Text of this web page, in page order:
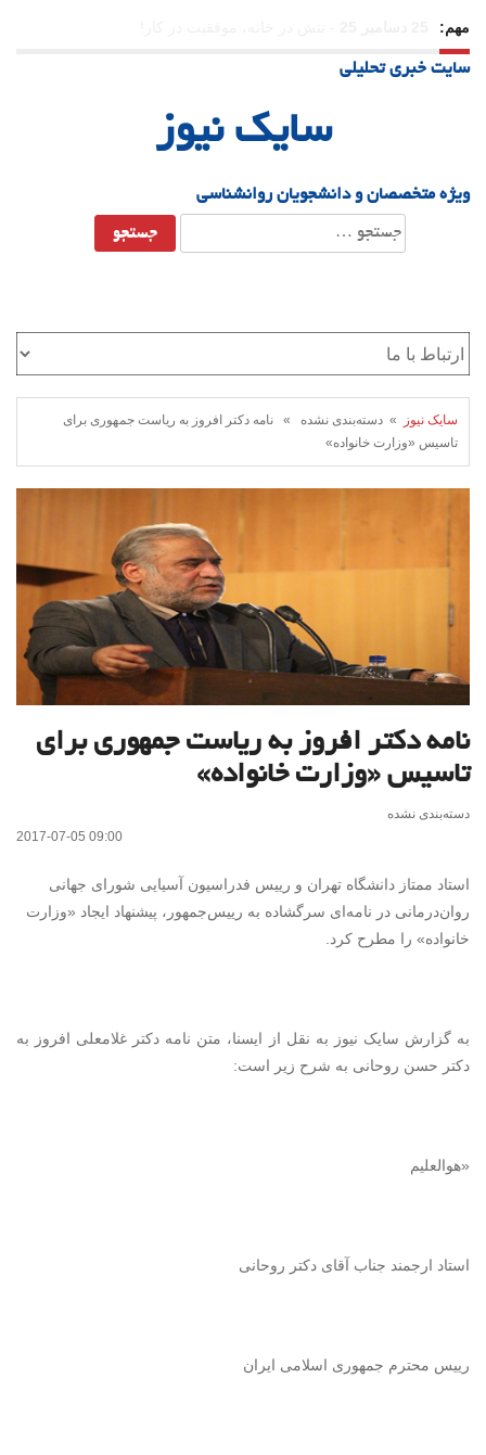
مهم:
21 دسامبر 25
سایت خبری تحلیلی
سایک نیوز
ویژه متخصصان و دانشجویان روانشناسی
جستجو
برای:
سایک نیوز
» دسته‌بندی نشده » نامه دکتر افروز به ریاست جمهوری برای
تاسیس «وزارت خانواده»
نامه دکتر افروز به ریاست جمهوری برای
تاسیس «وزارت خانواده»
دسته‌بندی نشده
2017-07-05 09:00
استاد ممتاز دانشگاه تهران و رییس فدراسیون آسیایی شورای جهانی
روان‌درمانی در نامه‌ای سرگشاده به رییس‌جمهور، پیشنهاد ایجاد «وزارت
خانواده» را مطرح کرد.
به گزارش سایک نیوز به نقل از ایسنا، متن نامه دکتر غلامعلی افروز به
دکتر حسن روحانی به شرح زیر است:
«هوالعلیم
استاد ارجمند جناب آقای دکتر روحانی
رییس محترم جمهوری اسلامی ایران